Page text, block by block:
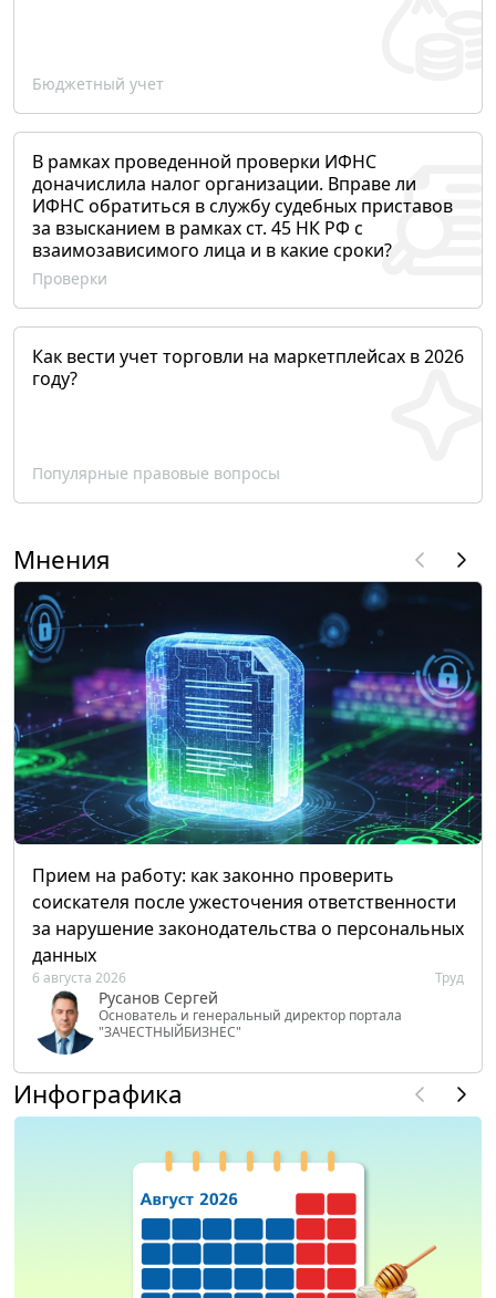
Бюджетный учет
В рамках проведенной проверки ИФНС
доначислила налог организации. Вправе ли
ИФНС обратиться в службу судебных приставов
за взысканием в рамках ст. 45 НК РФ с
взаимозависимого лица и в какие сроки?
Проверки
Как вести учет торговли на маркетплейсах в 2026
году?
Популярные правовые вопросы
Мнения
Прием на работу: как законно проверить
соискателя после ужесточения ответственности
за нарушение законодательства о персональных
данных
6 августа 2026 Труд
Русанов Сергей
Основатель и генеральный директор портала
"ЗАЧЕСТНЫЙБИЗНЕС"
Инфографика